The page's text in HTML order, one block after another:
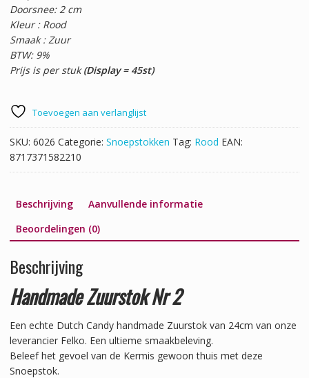
Doorsnee: 2 cm
Kleur : Rood
Smaak : Zuur
BTW: 9%
Prijs is per stuk(Display = 45st)
Toevoegen aan verlanglijst
SKU: 6026 Categorie: Snoepstokken Tag: Rood EAN:
8717371582210
Beschrijving
Aanvullende informatie
Beoordelingen (0)
Beschrijving
Handmade Zuurstok Nr 2
Een echte Dutch Candy handmade Zuurstok van 24cm van onze
leverancier Felko. Een ultieme smaakbeleving.
Beleef het gevoel van de Kermis gewoon thuis met deze
Snoepstok.